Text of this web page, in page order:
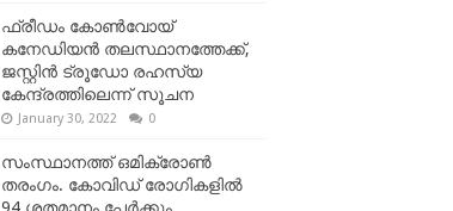
ഫ്രീഡം കോണ്‍വോയ്
കനേഡിയന്‍ തലസ്ഥാനത്തേക്ക്,
ജസ്റ്റിൻ ട്രൂഡോ രഹസ്യ
കേന്ദ്രത്തിലെന്ന് സൂചന
January 30, 2022 0
സംസ്ഥാനത്ത് ഒമിക്രോണ്‍
തരംഗം. കോവിഡ് രോഗികളിൽ
94 ശതമാനം പേർക്കും